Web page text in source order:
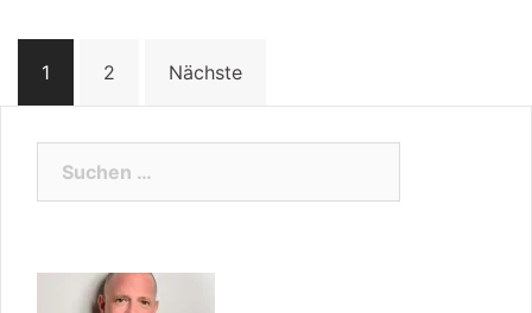
1 2 Nächste
nach: